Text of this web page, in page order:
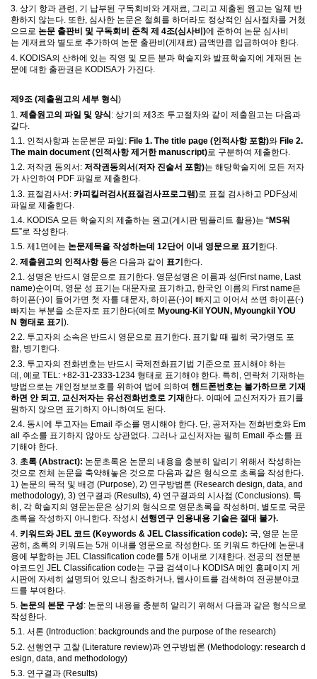
3. 상기 항과 관련 , 기 납부된 구독회비와 게재료, 그리고 제출된 원고는 일체 반
환하지 않는다. 또한, 심사한 논문은 철회를 하더라도 정상적인 심사절차를 거쳤
으므로 논문 출판비 및 구독회비 준칙 제 4조(심사비 )에 준하여 논문 심사비
는 게재료와 별도로 추가하여 논문 출판비 (게재료) 금액만큼 입금하여야 한다.
4. KODISA의 산하에 있는 직영 및 모든 분과 학술지와 발표학술지에 게재된 논
문에 대한 출판권은 KODISA가 가진다
제 9조 (제출원고의 세부 형식)
1. 제출원고의 파일 및 양식: 상기의 제3조 투고절차와 같이 제출원고는 다음과
같다
1.1. 인적사항과 논문본문 파일 : File 1. The title page (인적사항 포함)와 File 2.
The main document (인적사항 제거한manuscript)로 구분하여 제출한다.
1.2. 저작권 동의서 : 저작권동의서(저자 진술서 포함)는 해당학술지에 모든 저자
가 사인하여 PDF 파일로 제출한다.
1.3. 표절검사서: 카피킬러검사(표절검사프로그램)로 표절 검사하고 PDF상세
파일로 제출한다
1.4. KODISA 모든 학술지의 제출하는 원고(게시판 템플리트 활용)는 “MS워
드”로 작성한다.
1.5. 제 1면에는 논문제목을 작성하는데 12단어 이내 영문으로 표기 한다.
2. 제출원고의 인적사항 등은 다음과 같이 표기한다
2.1. 성명은 반드시 영문으로 표기한다. 영문성명은 이름과 성(First name, Last
name)순이며 , 영문 성 표기는 대문자로 표기하고, 한국인 이름의 First name은
하이픈(-)이 들어가면 첫 자를 대문자, 하이픈(-)이 빠지고 이어서 쓰면 하이픈(-)
빠지는 부분을 소문자로 표기한다(예로 Myoung-Kil YOUN, Myoungkil YOU
N 형태로 표기 ).
2.2. 투고자의 소속은 반드시 영문으로 표기한다. 표기할 때 필히 국가명도 포
함, 병기한다.
2.3. 투고자의 전화번호는 반드시 국제전화표기법 기준으로 표시해야 하는
데 예로 TEL: +82-31-2333-1234 형태로 표기해야 한다 특히 연락처 기재하는
방법으로는 개인정보보호를 위하여 법에 의하여 핸드폰번호는 불가하므로 기재
하면 안 되고
교신저자는 유선전화번호로 기재한다 이때에 교신저자가 표기를
원하지 않으면 표기하지 아니하여도 된다
2.4. 동시에 투고자는 Email 주소를 명시해야 한다. 단, 공저자는 전화번호와 Em
ail 주소를 표기하지 않아도 상관없다. 그러나 교신저자는 필히 Email 주소를 표
기해야 한다.
3. 초록 (Abstract): 논문초록은 논문의 내용을 충분히 알리기 위해서 작성하는
것으로 전체 논문을 축약해놓은 것으로 다음과 같은 형식으로 초록을 작성한다.
1) 논문의 목적 및 배경 (Purpose), 2) 연구방법론 (Research design, data, and
methodology), 3) 연구결과 (Results), 4) 연구결과의 시사점 (Conclusions). 특
히 , 각 학술지의 영문논문은 상기의 형식으로 영문초록을 작성하며 , 별도로 국문
초록을 작성하지 아니한다. 작성시 선행연구 인용내용 기술은 절대 불가.
4. 키워드와JEL 코드 (Keywords & JEL Classification code): 국 영문 논문
공히 초록의 키워드는 5개 이내를 영문으로 작성한다 또 키워드 하단에 논문내
용에 부합하는 JEL Classification code를 5개 이내로 기재한다 전공의 전문분
야코드인 JEL Classification code는 구글 검색이나 KODISA 메인 홈페이지 게
시판에 자세히 설명되어 있으니 참조하거나 웹사이트를 검색하여 전공분야코
드를 부여한다
5. 논문의 본문 구성: 논문의 내용을 충분히 알리기 위해서 다음과 같은 형식으로
작성한다.
5.1. 서론 (Introduction: backgrounds and the purpose of the research)
5.2. 선행연구 고찰 (Literature review)과 연구방법론 (Methodology: research d
esign, data, and methodology)
5.3. 연구결과 (Results)